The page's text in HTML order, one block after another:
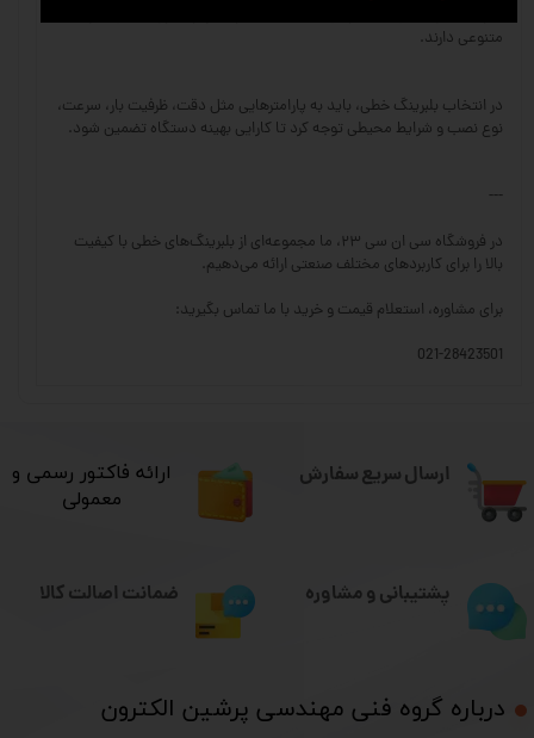
متنوعی دارند.
در انتخاب بلبرینگ خطی، باید به پارامترهایی مثل دقت، ظرفیت بار، سرعت،
نوع نصب و شرایط محیطی توجه کرد تا کارایی بهینه دستگاه تضمین شود.
---
در فروشگاه سی ان سی ۲۳، ما مجموعه‌ای از بلبرینگ‌های خطی با کیفیت
بالا را برای کاربردهای مختلف صنعتی ارائه می‌دهیم.
برای مشاوره، استعلام قیمت و خرید با ما تماس بگیرید:
021-28423501
ارسال سریع سفارش
درباره گروه فنی مهندسی پرشین الکترون​​​​​​​
​ارائه فاکتور رسمی و
معمولی
پشتیبانی و مشاوره ضمانت اصالت کالا